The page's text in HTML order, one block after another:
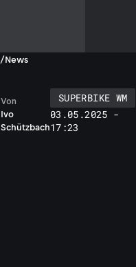
/News
Ivo
Schützbach
Von
SUPERBIKE WM
03.05.2025 -
17:23